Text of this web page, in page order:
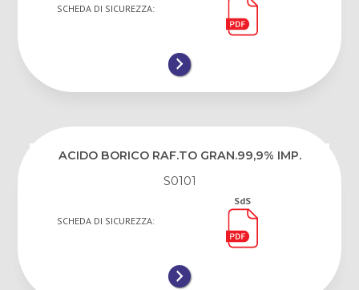
SCHEDA DI SICUREZZA:
ACIDO BORICO RAF.TO GRAN.99,9% IMP.
S0101
SCHEDA DI SICUREZZA:
SdS